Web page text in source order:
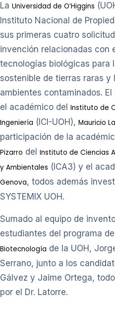
La Universidad de O’Higgins
Instituto Nacional de
sus primeras cuatro
invención relacionadas con
tecnologías biológicas para
sostenible de tierras raras y
ambientes contaminados.
el académico del Instituto de
Ingeniería (ICI-UOH), Mauricio
participación de la
Pizarro del Instituto de Ciencias
y Ambientales (ICA3) y el
Genova, todos además
SYSTEMIX UOH.
Sumado al equipo de
estudiantes del programa de
Biotecnología de la UOH,
Serrano, junto a los
Gálvez y Jaime Ortega,
por el Dr. Latorre.